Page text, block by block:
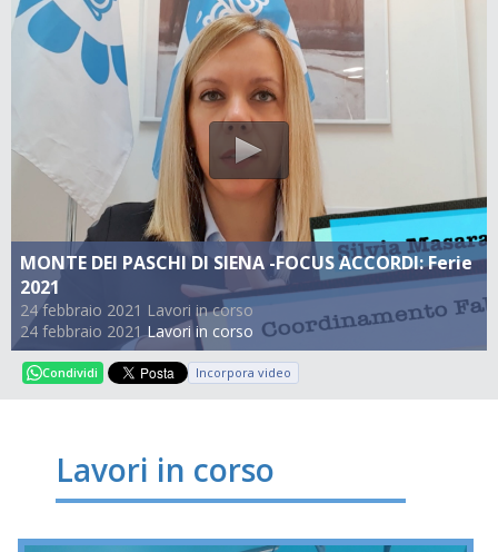
MONTE DEI PASCHI DI SIENA -FOCUS ACCORDI: Ferie
2021
24 febbraio 2021 Lavori in corso
24 febbraio 2021 Lavori in corso
Condividi Incorpora video
Lavori in corso